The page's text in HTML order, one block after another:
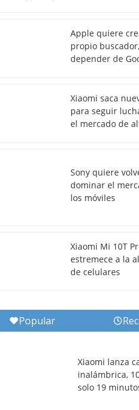
Apple quiere
propio
depender de
Xiaomi saca
para seguir
el mercado de
Sony quiere
dominar el
los móviles
Xiaomi Mi 10T
estremece a la
de celulares
Popular
Xiaomi lanza
inalámbrica,
solo 19